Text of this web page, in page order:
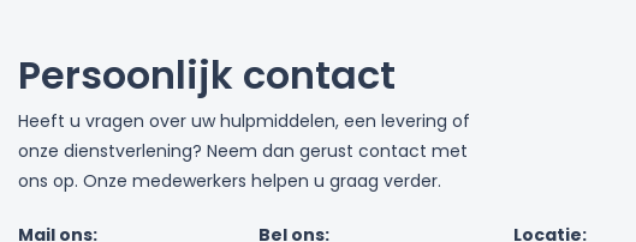
Persoonlijk contact
Heeft u vragen over uw hulpmiddelen, een levering of
onze dienstverlening? Neem dan gerust contact met
ons op. Onze medewerkers helpen u graag verder.
Mail ons: Bel ons: Locatie: